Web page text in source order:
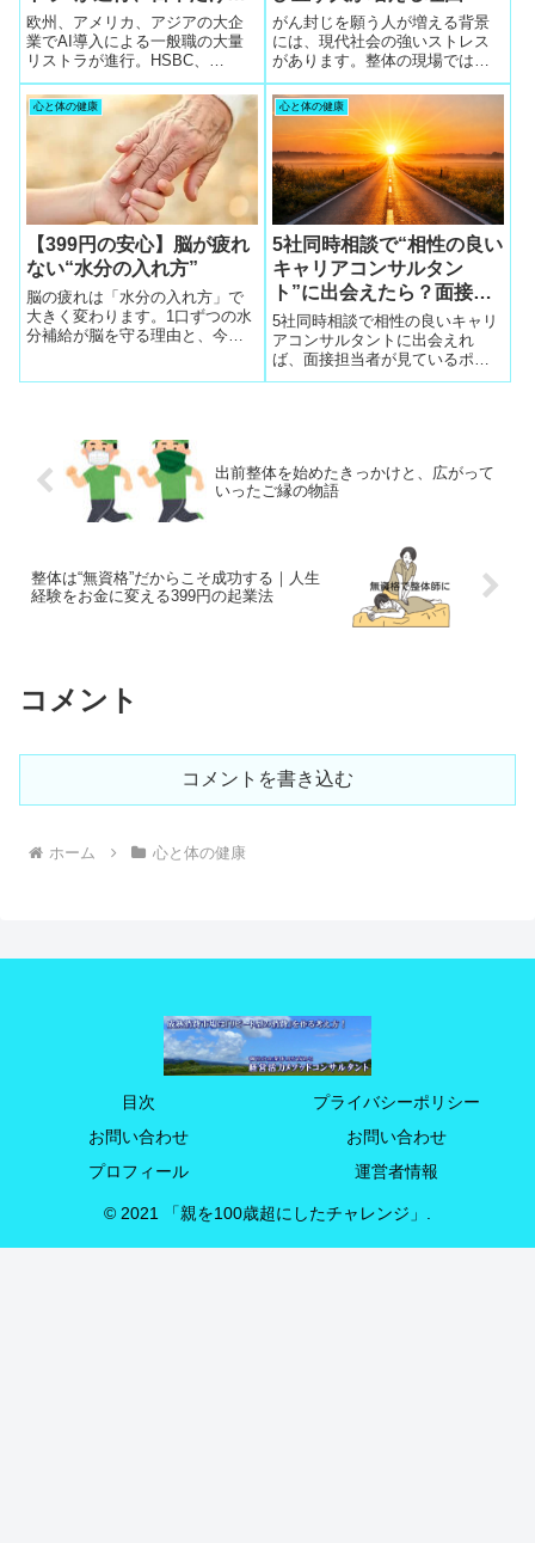
まだ朝の電車で危機を感じ
ていない
欧州、アメリカ、アジアの大企
業でAI導入による一般職の大量
リストラが進行。HSBC、
Barclays、BNPパリバ、
Microsoft、NVIDIA、Samsung、
LGなどが職種削減を開始。世界
のサラリーマンは新興企業へ乗
り換えを加速。日本だけがこの
現実を知らず、キャリア寿命切
れの危機が迫っています。未来
を守るために5社同時相談が必須
です。
がん封じを願う人が増える背景
には、現代社会の強いストレス
があります。整体の現場では、
ストレスとがんの関係を学び直
す人が自然に集まり、ストレス
耐性を高める連鎖が生まれてい
ます。国立がん研究センターの
調査をもとに、がん予防の新し
い視点を解説します。
心と体の健康
【399円の安心】脳が疲れ
ない“水分の入れ方”
脳の疲れは「水分の入れ方」で
大きく変わります。1口ずつの水
分補給が脳を守る理由と、今日
心と体の健康
5社同時相談で“相性の良い
キャリアコンサルタン
ト”に出会えたら？面接担
当者が見ているポイントを
子細に教えてもらえる理由
5社同時相談で相性の良いキャリ
アコンサルタントに出会えれ
ば、面接担当者が見ているポイ
ントを子細に教えてもらえる。
出前整体を始めたきっかけと、広がって
いったご縁の物語
整体は“無資格”だからこそ成功する｜人生
経験をお金に変える399円の起業法
コメント
コメントを書き込む
ホーム 心と体の健康
目次
プライバシーポリシー
お問い合わせ
お問い合わせ
プロフィール
運営者情報
© 2021 「親を100歳超にしたチャレンジ」.